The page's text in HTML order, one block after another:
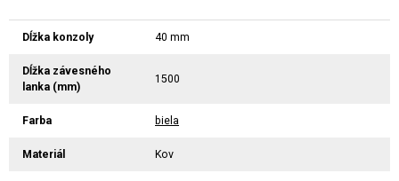
Dĺžka konzoly 40 mm
Dĺžka závesného
lanka (mm)
1500
Farba biela
Materiál Kov